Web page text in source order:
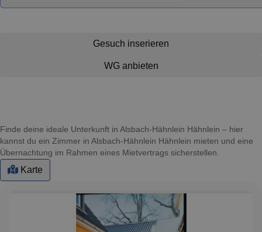
Gesuch inserieren
WG anbieten
Finde deine ideale Unterkunft in Alsbach-Hähnlein Hähnlein – hier
kannst du ein Zimmer in Alsbach-Hähnlein Hähnlein mieten und eine
Übernachtung im Rahmen eines Mietvertrags sicherstellen.
Karte